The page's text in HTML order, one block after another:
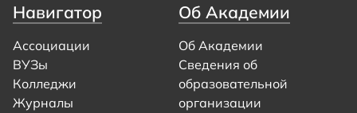
Навигатор
Ассоциации
ВУЗы
Колледжи
Журналы
Об Академии
Об Академии
Сведения об
образовательной
организации